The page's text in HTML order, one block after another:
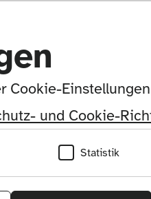
und Cookie-
Statistik